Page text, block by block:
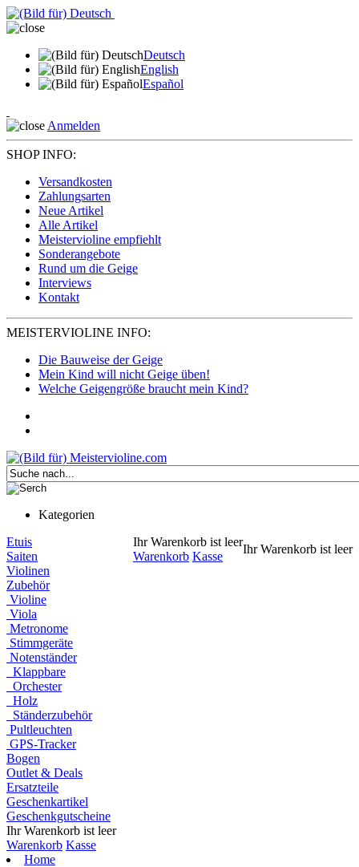
Deutsch
English
Español
Anmelden
SHOP INFO:
Versandkosten
Zahlungsarten
Neue Artikel
Alle Artikel
Meistervioline empfiehlt
Sonderangebote
Rund um die Geige
Interviews
Kontakt
MEISTERVIOLINE INFO:
Die Bauweise der Geige
Mein Kind will nicht Geige üben!
Welche Geigengröße braucht mein Kind?
Kategorien
Ihr Warenkorb ist leer
Warenkorb Kasse
Ihr Warenkorb ist leer
Etuis
Saiten
Violinen
Zubehör
Violine
Viola
Metronome
Stimmgeräte
Notenständer
Klappbare
Orchester
Holz
Ständerzubehör
Pultleuchten
GPS-Tracker
Bogen
Outlet & Deals
Ersatzteile
Geschenkartikel
Geschenkgutscheine
Ihr Warenkorb ist leer
Warenkorb Kasse
Home